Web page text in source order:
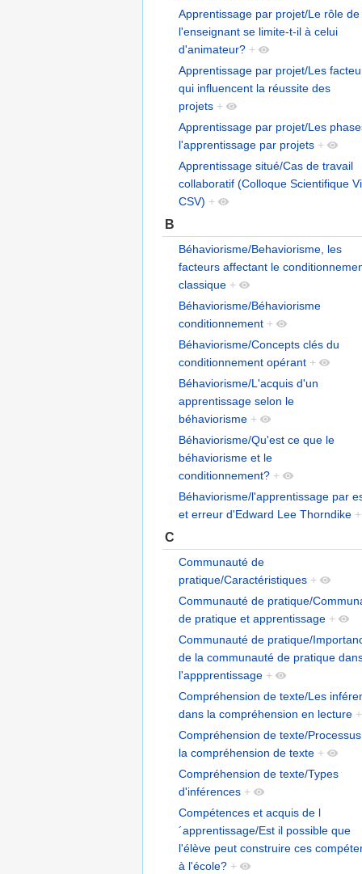
Apprentissage par projet/Le rôle de
l'enseignant se limite-t-il à celui
d'animateur? +
Apprentissage par projet/Les
qui influencent la réussite des
projets +
Apprentissage par projet/Les
l'apprentissage par projets +
Apprentissage situé/Cas de travail
collaboratif (Colloque Scientifique
CSV) +
B
Béhaviorisme/Behaviorisme, les
facteurs affectant le
classique +
Béhaviorisme/Béhaviorisme
conditionnement +
Béhaviorisme/Concepts clés du
conditionnement opérant +
Béhaviorisme/L'acquis d'un
apprentissage selon le
béhaviorisme +
Béhaviorisme/Qu'est ce que le
béhaviorisme et le
conditionnement? +
Béhaviorisme/l'apprentissage par
et erreur d'Edward Lee Thorndike +
C
Communauté de
pratique/Caractéristiques +
Communauté de pratique/
de pratique et apprentissage +
Communauté de pratique/
de la communauté de pratique
l'appprentissage +
Compréhension de texte/Les
dans la compréhension en lecture +
Compréhension de texte/
la compréhension de texte +
Compréhension de texte/Types
d'inférences +
Compétences et acquis de l
´apprentissage/Est il possible que
l'élève peut construire ces
à l'école? +